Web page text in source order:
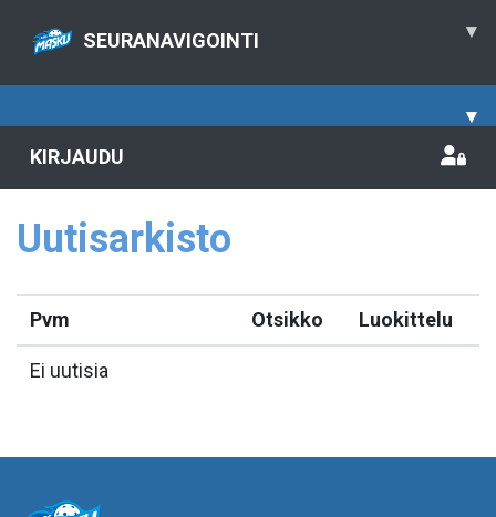
SEURANAVIGOINTI ▾
▾
KIRJAUDU
Uutisarkisto
Pvm Otsikko Luokittelu
Ei uutisia